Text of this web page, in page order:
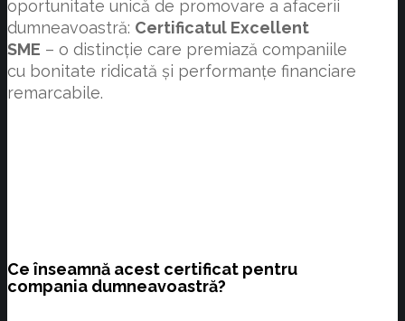
oportunitate unică de promovare a afacerii
dumneavoastră: Certificatul Excellent
SME – o distincție care premiază companiile
cu bonitate ridicată și performanțe financiare
remarcabile.
Ce înseamnă acest certificat pentru
compania dumneavoastră?